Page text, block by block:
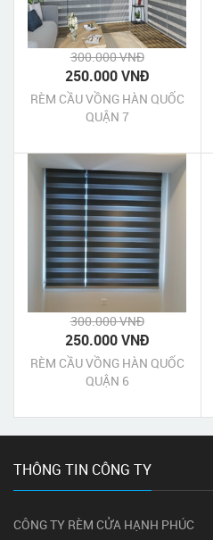
300.000 VNĐ
250.000 VNĐ
RÈM CẦU VỒNG HÀN QUỐC
QUẬN 7
300.000 VNĐ
250.000 VNĐ
RÈM CẦU VỒNG HÀN QUỐC
QUẬN 6
THÔNG TIN CÔNG TY
CÔNG TY RÈM CỬA HẠNH PHÚC